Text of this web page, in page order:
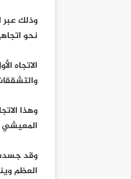
وذلك عبر
نحو
الاتجاه
وهذا
المعيشي
وقد جسدت
العظم